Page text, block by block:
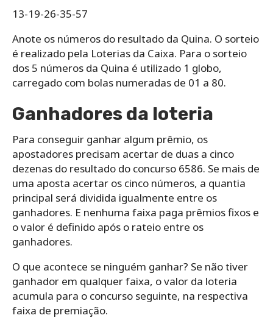
13-19-26-35-57
Anote os números do resultado da Quina. O sorteio
é realizado pela Loterias da Caixa. Para o sorteio
dos 5 números da Quina é utilizado 1 globo,
carregado com bolas numeradas de 01 a 80.
Ganhadores da loteria
Para conseguir ganhar algum prêmio, os
apostadores precisam acertar de duas a cinco
dezenas do resultado do concurso 6586. Se mais de
uma aposta acertar os cinco números, a quantia
principal será dividida igualmente entre os
ganhadores. E nenhuma faixa paga prêmios fixos e
o valor é definido após o rateio entre os
ganhadores.
O que acontece se ninguém ganhar? Se não tiver
ganhador em qualquer faixa, o valor da loteria
acumula para o concurso seguinte, na respectiva
faixa de premiação.